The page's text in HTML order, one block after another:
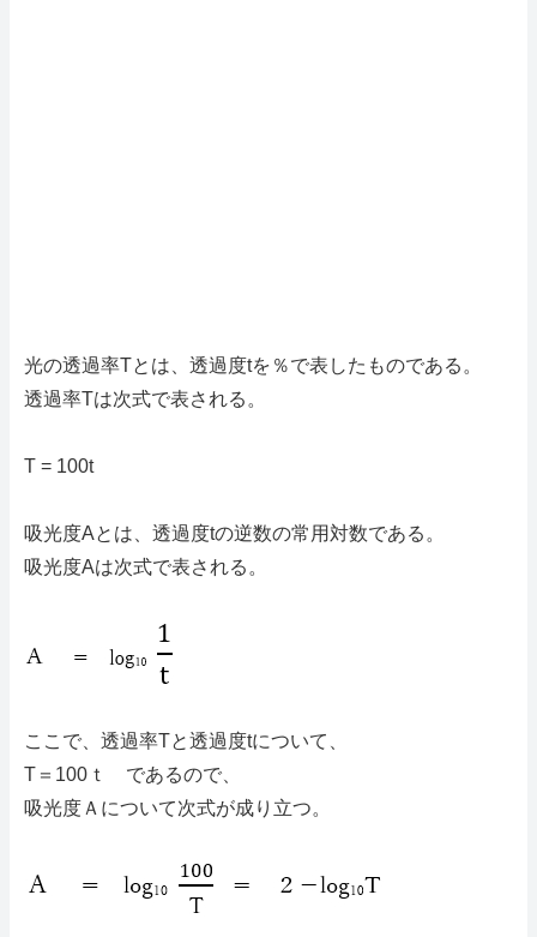
光の透過率Tとは、透過度tを％で表したものである。
透過率Tは次式で表される。
T = 100t
吸光度Aとは、透過度tの逆数の常用対数である。
吸光度Aは次式で表される。
ここで、透過率Tと透過度tについて、
T＝100ｔ であるので、
吸光度Ａについて次式が成り立つ。